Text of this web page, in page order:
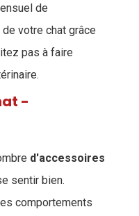
de
votre chat grâce
pas à faire
-
d'accessoires
sentir bien.
comportements